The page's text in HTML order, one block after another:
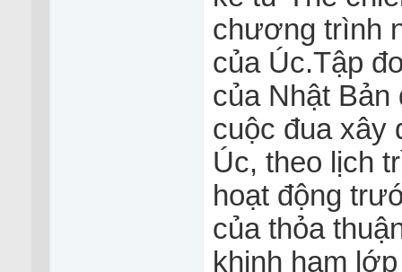
chương trình
của Úc.Tập
của Nhật
cuộc đua xây
Úc, theo lịch
hoạt động
của thỏa
khinh hạm